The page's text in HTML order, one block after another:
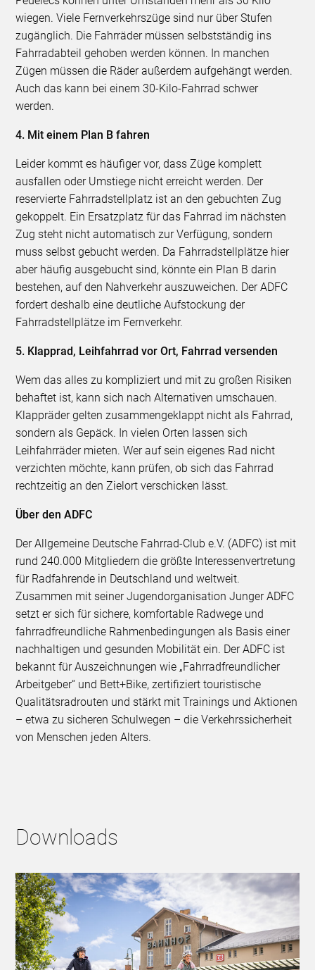
wiegen. Viele Fernverkehrszüge sind nur über Stufen
zugänglich. Die Fahrräder müssen selbstständig ins
Fahrradabteil gehoben werden können. In manchen
Zügen müssen die Räder außerdem aufgehängt werden.
Auch das kann bei einem 30-Kilo-Fahrrad schwer
werden.
4. Mit einem Plan B fahren
Leider kommt es häufiger vor, dass Züge komplett
ausfallen oder Umstiege nicht erreicht werden. Der
reservierte Fahrradstellplatz ist an den gebuchten Zug
gekoppelt. Ein Ersatzplatz für das Fahrrad im nächsten
Zug steht nicht automatisch zur Verfügung, sondern
muss selbst gebucht werden. Da Fahrradstellplätze hier
aber häufig ausgebucht sind, könnte ein Plan B darin
bestehen, auf den Nahverkehr auszuweichen. Der ADFC
fordert deshalb eine deutliche Aufstockung der
Fahrradstellplätze im Fernverkehr.
5. Klapprad, Leihfahrrad vor Ort, Fahrrad versenden
Wem das alles zu kompliziert und mit zu großen Risiken
behaftet ist, kann sich nach Alternativen umschauen.
Klappräder gelten zusammengeklappt nicht als Fahrrad,
sondern als Gepäck. In vielen Orten lassen sich
Leihfahrräder mieten. Wer auf sein eigenes Rad nicht
verzichten möchte, kann prüfen, ob sich das Fahrrad
rechtzeitig an den Zielort verschicken lässt.
Über den ADFC
Der Allgemeine Deutsche Fahrrad-Club e.V. (ADFC) ist mit
rund 240.000 Mitgliedern die größte Interessenvertretung
für Radfahrende in Deutschland und weltweit.
Zusammen mit seiner Jugendorganisation Junger ADFC
setzt er sich für sichere, komfortable Radwege und
fahrradfreundliche Rahmenbedingungen als Basis einer
nachhaltigen und gesunden Mobilität ein. Der ADFC ist
bekannt für Auszeichnungen wie „Fahrradfreundlicher
Arbeitgeber“ und Bett+Bike, zertifiziert touristische
Qualitätsradrouten und stärkt mit Trainings und Aktionen
– etwa zu sicheren Schulwegen – die Verkehrssicherheit
von Menschen jeden Alters.
Downloads